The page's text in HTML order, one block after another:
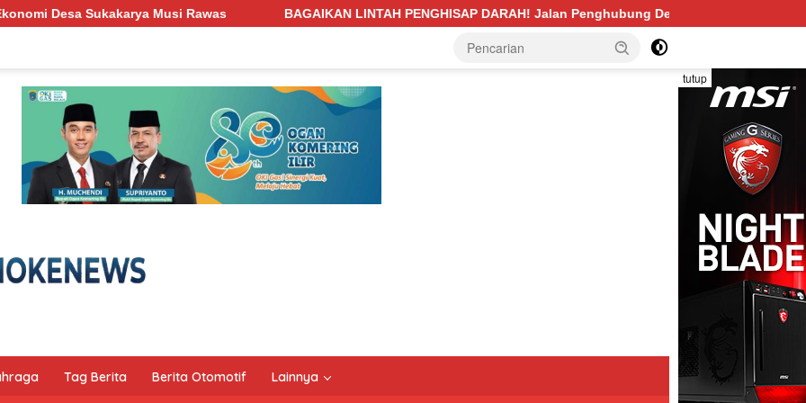
BAGAIKAN LINTAH PENGHISAP DARAH! Jalan Penghubung Desa Pengabuan–Betung PALI Hancur, Truk Batu
tutup
Tag Berita Berita Otomotif Lainnya